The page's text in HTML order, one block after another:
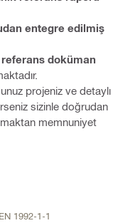
entegre edilmiş
referans doküman
projeniz ve detaylı
sizinle doğrudan
memnuniyet
EN 1992-1-1